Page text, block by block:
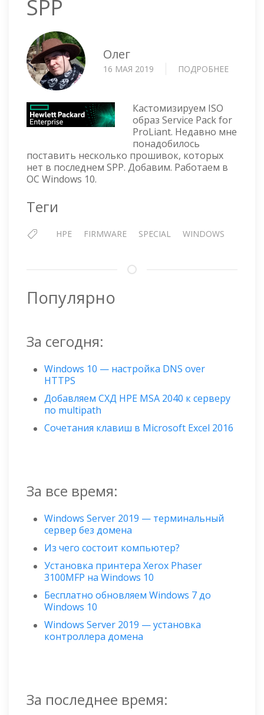
SPP
Олег
16 МАЯ 2019 ПОДРОБНЕЕ
—
Кастомизируем ISO
образ Service Pack for
ProLiant. Недавно мне
понадобилось
поставить несколько прошивок, которых
нет в последнем SPP. Добавим. Работаем в
ОС Windows 10.
Теги
HPE FIRMWARE SPECIAL WINDOWS
Популярно
За сегодня:
Windows 10 — настройка DNS over
HTTPS
Добавляем СХД HPE MSA 2040 к серверу
по multipath
Сочетания клавиш в Microsoft Excel 2016
За все время:
Windows Server 2019 — терминальный
сервер без домена
Из чего состоит компьютер?
Установка принтера Xerox Phaser
3100MFP на Windows 10
Бесплатно обновляем Windows 7 до
Windows 10
Windows Server 2019 — установка
контроллера домена
За последнее время: